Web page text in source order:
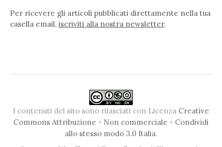
Per ricevere gli articoli pubblicati direttamente nella tua
casella email, iscriviti alla nostra newsletter.
I contenuti del sito sono rilasciati con Licenza Creative
Commons Attribuzione - Non commerciale - Condividi
allo stesso modo 3.0 Italia.